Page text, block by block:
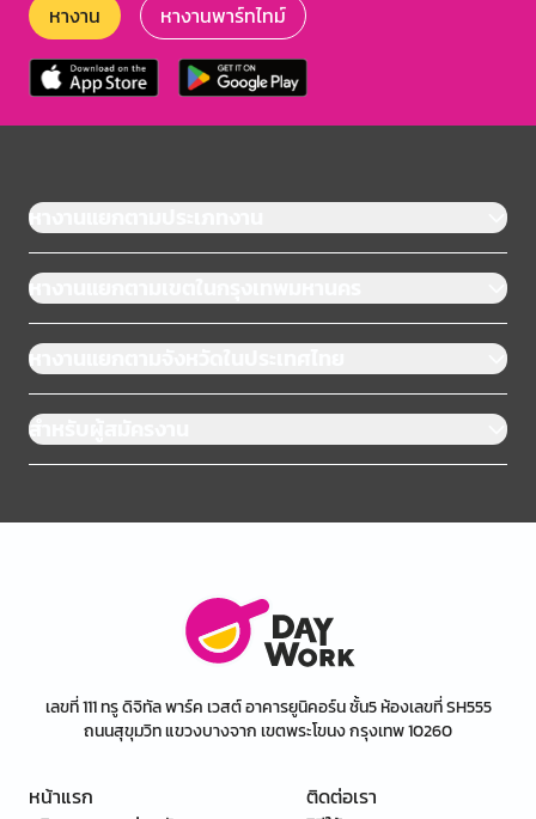
หางาน หางานพาร์ทไทม์
หางานแยกตามประเภทงาน
หางานแยกตามเขตในกรุงเทพมหานคร
หางานแยกตามจังหวัดในประเทศไทย
สำหรับผู้สมัครงาน
เลขที่ 111 ทรู ดิจิทัล พาร์ค เวสต์ อาคารยูนิคอร์น ชั้น5 ห้องเลขที่ SH555
ถนนสุขุมวิท แขวงบางจาก เขตพระโขนง กรุงเทพ 10260
หน้าแรก
ติดต่อเรา